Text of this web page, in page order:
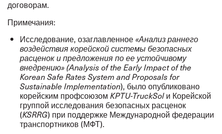
договорам.
Примечания:
Исследование, озаглавленное «Анализ раннего
воздействия корейской системы безопасных
расценок и предложения по ее устойчивому
внедрению»(Analysis of the Early Impact of the
Korean Safe Rates System and Proposals for
Sustainable Implementation), было опубликовано
корейским профсоюзом KPTU-TruckSolи Корейской
группой исследования безопасных расценок
(KSRRG) при поддержке Международной федерации
транспортников (МФТ).